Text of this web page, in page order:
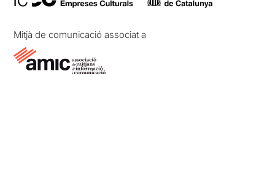
Mitjà de comunicació associat a